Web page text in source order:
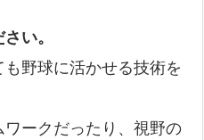
い。
野球に活かせる技術を
ークだったり、視野の